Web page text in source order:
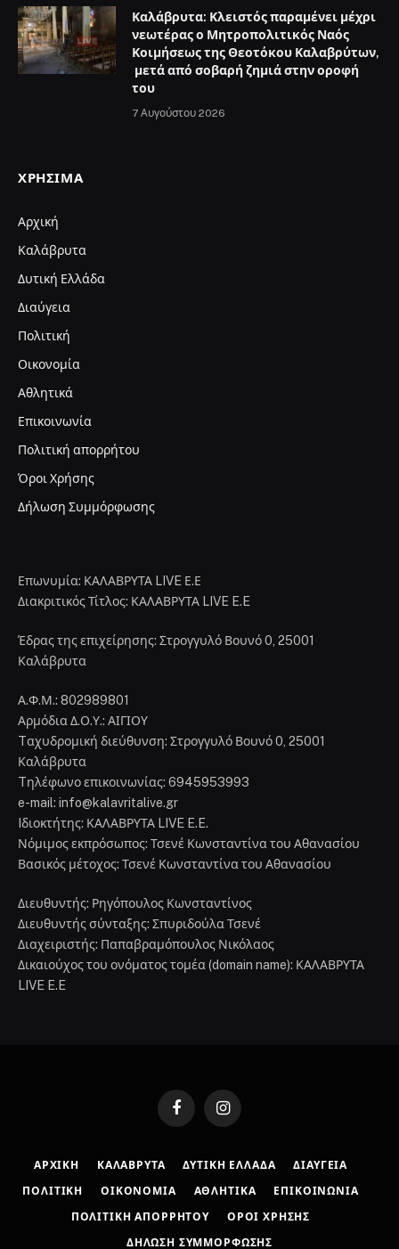
Καλάβρυτα: Κλειστός παραμένει μέχρι
νεωτέρας ο Μητροπολιτικός Ναός
Κοιμήσεως της Θεοτόκου Καλαβρύτων,
μετά από σοβαρή ζημιά στην οροφή
του
7 Αυγούστου 2026
ΧΡΉΣΙΜΑ
Αρχική
Καλάβρυτα
Δυτική Ελλάδα
Διαύγεια
Πολιτική
Οικονομία
Αθλητικά
Επικοινωνία
Πολιτική απορρήτου
Όροι Χρήσης
Δήλωση Συμμόρφωσης
Επωνυμία: ΚΑΛΑΒΡΥΤΑ LIVE Ε.Ε
Διακριτικός Τίτλος: ΚΑΛΑΒΡΥΤΑ LIVE E.E
Έδρας της επιχείρησης: Στρογγυλό Βουνό 0, 25001
Καλάβρυτα
Α.Φ.Μ.: 802989801
Αρμόδια Δ.Ο.Υ.: ΑΙΓΙΟΥ
Tαχυδρομική διεύθυνση: Στρογγυλό Βουνό 0, 25001
Καλάβρυτα
Tηλέφωνο επικοινωνίας: 6945953993
e-mail: info@kalavritalive.gr
Iδιοκτήτης: ΚΑΛΑΒΡΥΤΑ LIVE E.E.
Νόμιμος εκπρόσωπος: Τσενέ Κωνσταντίνα του Αθανασίου
Βασικός μέτοχος: Τσενέ Κωνσταντίνα του Αθανασίου
Διευθυντής: Ρηγόπουλος Κωνσταντίνος
Διευθυντής σύνταξης: Σπυριδούλα Τσενέ
Διαχειριστής: Παπαβραμόπουλος Νικόλαος
Δικαιούχος του ονόματος τομέα (domain name): ΚΑΛΑΒΡΥΤΑ
LIVE E.E
FacebookInstagram
ΑΡΧΙΚΉ ΚΑΛΆΒΡΥΤΑ ΔΥΤΙΚΉ ΕΛΛΆΔΑ ΔΙΑΎΓΕΙΑ
ΠΟΛΙΤΙΚΉ ΟΙΚΟΝΟΜΊΑ ΑΘΛΗΤΙΚΆ ΕΠΙΚΟΙΝΩΝΊΑ
ΠΟΛΙΤΙΚΉ ΑΠΟΡΡΉΤΟΥ ΌΡΟΙ ΧΡΉΣΗΣ
ΔΉΛΩΣΗ ΣΥΜΜΌΡΦΩΣΗΣ